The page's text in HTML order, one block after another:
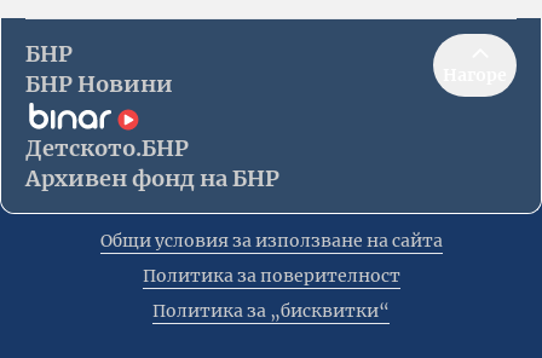
БНР
БНР Новини
Детското.БНР
Архивен фонд на БНР
Общи условия за използване на сайта
Политика за поверителност
Политика за „бисквитки“